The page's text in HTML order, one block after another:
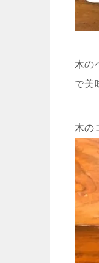
木の
で美
木の